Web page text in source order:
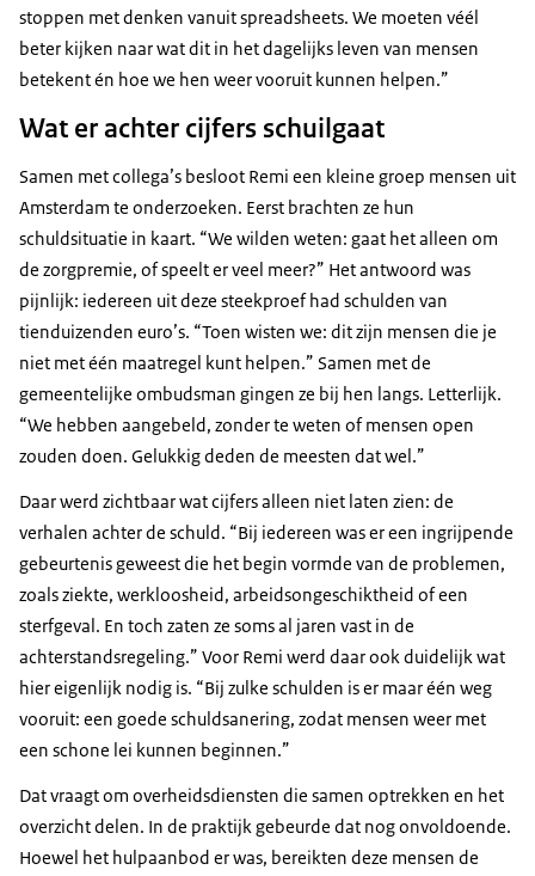
stoppen met denken vanuit spreadsheets. We moeten véél
beter kijken naar wat dit in het dagelijks leven van mensen
betekent én hoe we hen weer vooruit kunnen helpen.”
Wat er achter cijfers schuilgaat
Samen met collega’s besloot Remi een kleine groep mensen uit
Amsterdam te onderzoeken. Eerst brachten ze hun
schuldsituatie in kaart. “We wilden weten: gaat het alleen om
de zorgpremie, of speelt er veel meer?” Het antwoord was
pijnlijk: iedereen uit deze steekproef had schulden van
tienduizenden euro’s. “Toen wisten we: dit zijn mensen die je
niet met één maatregel kunt helpen.” Samen met de
gemeentelijke ombudsman gingen ze bij hen langs. Letterlijk.
“We hebben aangebeld, zonder te weten of mensen open
zouden doen. Gelukkig deden de meesten dat wel.”
Daar werd zichtbaar wat cijfers alleen niet laten zien: de
verhalen achter de schuld. “Bij iedereen was er een ingrijpende
gebeurtenis geweest die het begin vormde van de problemen,
zoals ziekte, werkloosheid, arbeidsongeschiktheid of een
sterfgeval. En toch zaten ze soms al jaren vast in de
achterstandsregeling.” Voor Remi werd daar ook duidelijk wat
hier eigenlijk nodig is. “Bij zulke schulden is er maar één weg
vooruit: een goede schuldsanering, zodat mensen weer met
een schone lei kunnen beginnen.”
Dat vraagt om overheidsdiensten die samen optrekken en het
overzicht delen. In de praktijk gebeurde dat nog onvoldoende.
Hoewel het hulpaanbod er was, bereikten deze mensen de